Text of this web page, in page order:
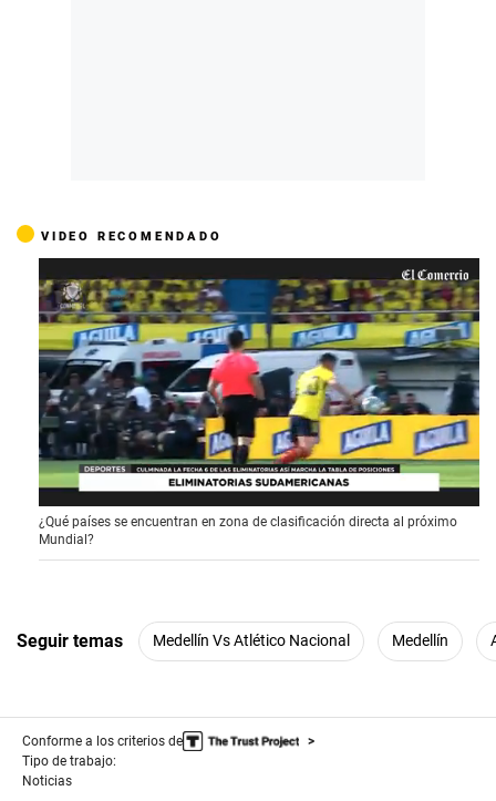
VIDEO RECOMENDADO
0
s
e
c
s
o
n
u
t
¿Qué países se encuentran en zona de clasificación directa al próximo
Mundial?
Seguir temas Medellín Vs Atlético Nacional Medellín
Conforme a los criterios de
Tipo de trabajo:
Noticias